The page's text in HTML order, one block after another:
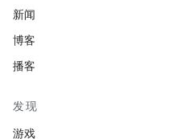
新闻
博客
播客
发现
游戏